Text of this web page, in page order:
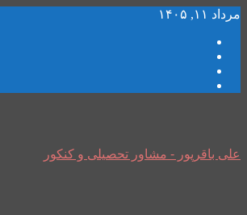
مرداد ۱۱, ۱۴۰۵
علی باقرپور - مشاور تحصیلی و کنکور